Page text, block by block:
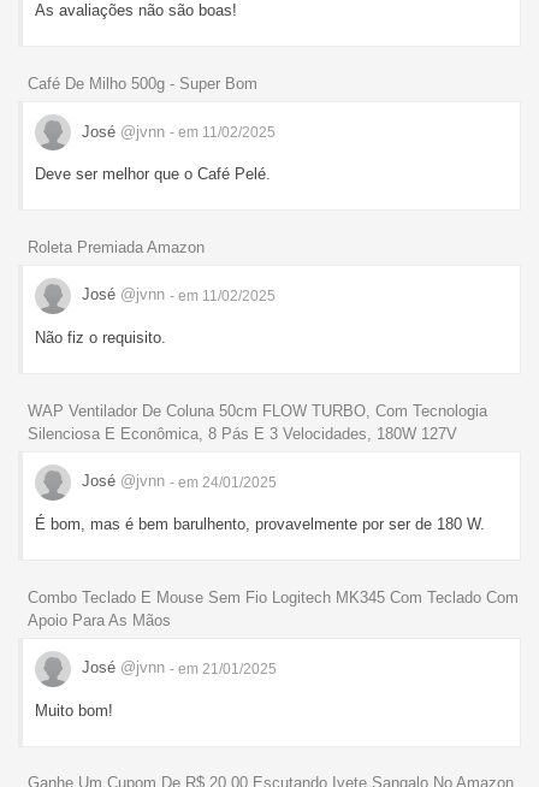
As avaliações não são boas!
Café De Milho 500g - Super Bom
José @jvnn - em 11/02/2025
Deve ser melhor que o Café Pelé.
Roleta Premiada Amazon
José @jvnn - em 11/02/2025
Não fiz o requisito.
WAP Ventilador De Coluna 50cm FLOW TURBO, Com Tecnologia
Silenciosa E Econômica, 8 Pás E 3 Velocidades, 180W 127V
José @jvnn - em 24/01/2025
É bom, mas é bem barulhento, provavelmente por ser de 180 W.
Combo Teclado E Mouse Sem Fio Logitech MK345 Com Teclado Com
Apoio Para As Mãos
José @jvnn - em 21/01/2025
Muito bom!
Ganhe Um Cupom De R$ 20,00 Escutando Ivete Sangalo No Amazon